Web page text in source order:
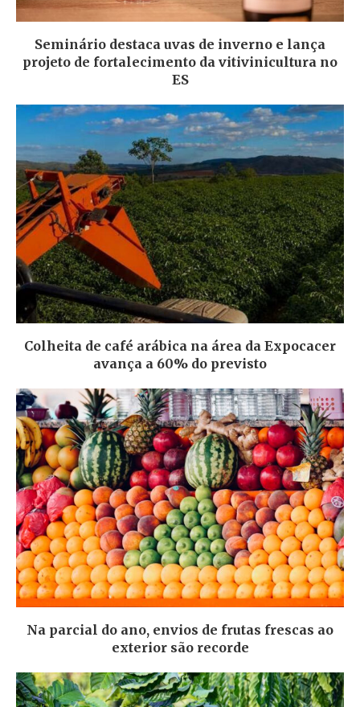
Seminário destaca uvas de inverno e lança
projeto de fortalecimento da vitivinicultura no
ES
Colheita de café arábica na área da Expocacer
avança a 60% do previsto
Na parcial do ano, envios de frutas frescas ao
exterior são recorde